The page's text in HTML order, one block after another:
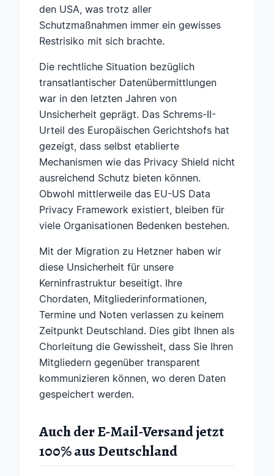
den USA, was trotz aller
Schutzmaßnahmen immer ein gewisses
Restrisiko mit sich brachte.
Die rechtliche Situation bezüglich
transatlantischer Datenübermittlungen
war in den letzten Jahren von
Unsicherheit geprägt. Das Schrems-II-
Urteil des Europäischen Gerichtshofs hat
gezeigt, dass selbst etablierte
Mechanismen wie das Privacy Shield nicht
ausreichend Schutz bieten können.
Obwohl mittlerweile das EU-US Data
Privacy Framework existiert, bleiben für
viele Organisationen Bedenken bestehen.
Mit der Migration zu Hetzner haben wir
diese Unsicherheit für unsere
Kerninfrastruktur beseitigt. Ihre
Chordaten, Mitgliederinformationen,
Termine und Noten verlassen zu keinem
Zeitpunkt Deutschland. Dies gibt Ihnen als
Chorleitung die Gewissheit, dass Sie Ihren
Mitgliedern gegenüber transparent
kommunizieren können, wo deren Daten
gespeichert werden.
Auch der E-Mail-Versand jetzt
100% aus Deutschland